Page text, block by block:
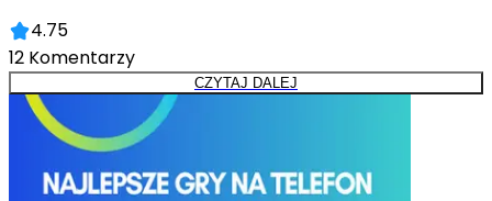
4.75
12 Komentarzy
CZYTAJ DALEJ